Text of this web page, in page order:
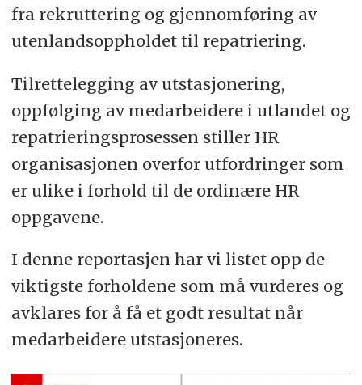
fra rekruttering og gjennomføring av
utenlandsoppholdet til repatriering.
Tilrettelegging av utstasjonering,
oppfølging av medarbeidere i utlandet og
repatrieringsprosessen stiller HR
organisasjonen overfor utfordringer som
er ulike i forhold til de ordinære HR
oppgavene.
I denne reportasjen har vi listet opp de
viktigste forholdene som må vurderes og
avklares for å få et godt resultat når
medarbeidere utstasjoneres.